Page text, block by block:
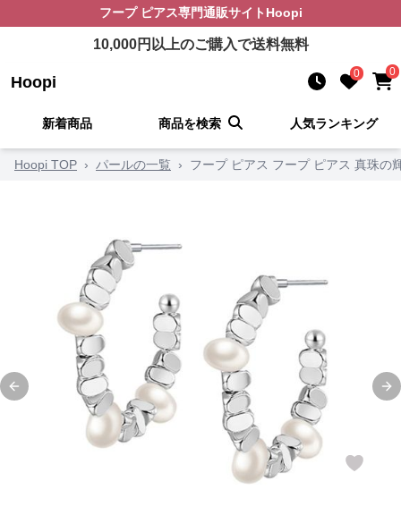
フープ ピアス専門通販サイト Hoopi
10,000円以上のご購入で送料無料
Hoopi 0 0
新着商品 商品を検索 人気ランキング
Hoopi TOP › パールの一覧 › フープ ピアス フープ ピアス 真珠の
Previous slide